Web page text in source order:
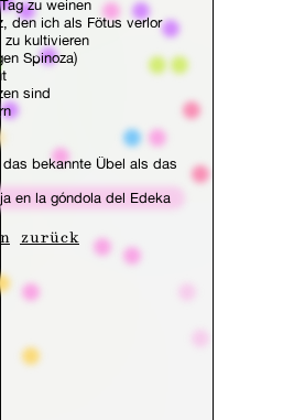
zu weinen
den ich als Fötus verlor
zu kultivieren
Spinoza)
sind
das bekannte Übel als das
Lebensweisheiten
eines Besseren
kultivieren
Packung in der ich mich
in einem lauwarmen
kultivieren
en la góndola del Edeka
zurück